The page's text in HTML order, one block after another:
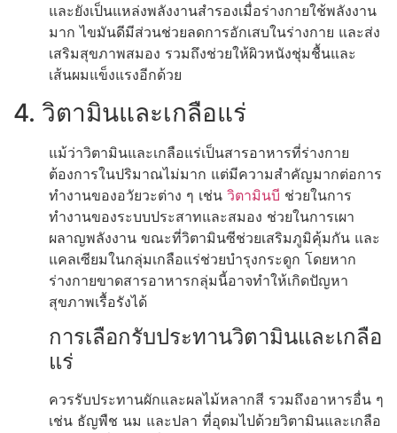
และยังเป็นแหล่งพลังงานสำรองเมื่อร่างกายใช้พลังงาน
มาก ไขมันดีมีส่วนช่วยลดการอักเสบในร่างกาย และส่ง
เสริมสุขภาพสมอง รวมถึงช่วยให้ผิวหนังชุ่มชื้นและ
เส้นผมแข็งแรงอีกด้วย
4. วิตามินและเกลือแร่
แม้ว่าวิตามินและเกลือแร่เป็นสารอาหารที่ร่างกาย
ต้องการในปริมาณไม่มาก แต่มีความสำคัญมากต่อการ
ทำงานของอวัยวะต่าง ๆ เช่น วิตามินบี ช่วยในการ
ทำงานของระบบประสาทและสมอง ช่วยในการเผา
ผลาญพลังงาน ขณะที่วิตามินซีช่วยเสริมภูมิคุ้มกัน และ
แคลเซียมในกลุ่มเกลือแร่ช่วยบำรุงกระดูก โดยหาก
ร่างกายขาดสารอาหารกลุ่มนี้อาจทำให้เกิดปัญหา
สุขภาพเรื้อรังได้
การเลือกรับประทานวิตามินและเกลือ
แร่
ควรรับประทานผักและผลไม้หลากสี รวมถึงอาหารอื่น ๆ
เช่น ธัญพืช นม และปลา ที่อุดมไปด้วยวิตามินและเกลือ